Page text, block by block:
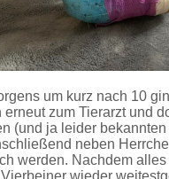
um kurz nach 10
erneut zum Tierarzt und
(und ja leider bekannten
neben
werden. Nachdem
wieder